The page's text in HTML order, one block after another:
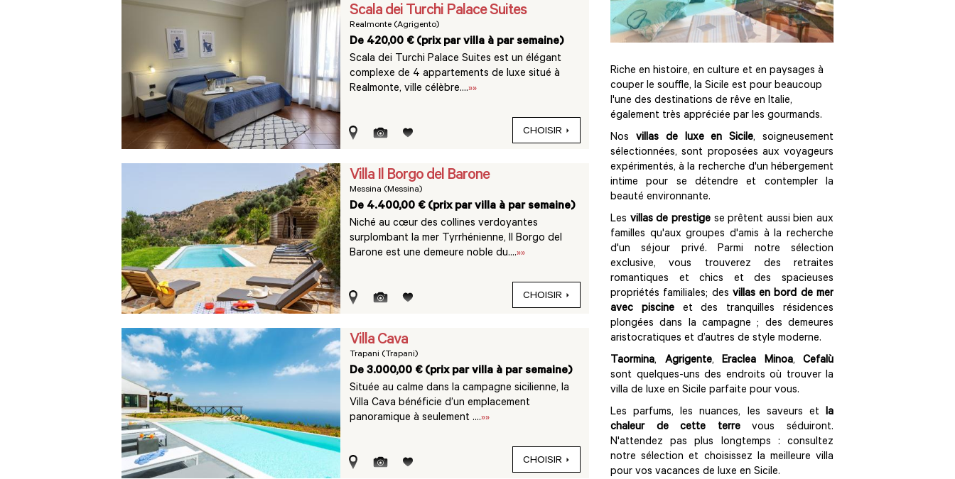
Scala dei Turchi Palace Suites
Realmonte (Agrigento)
De 420,00 € (prix par villa à par semaine)
Scala dei Turchi Palace Suites est un élégant
complexe de 4 appartements de luxe situé à
Realmonte, ville célèbre....»»
CHOISIR
Villa Il Borgo del Barone
Messina (Messina)
De 4.400,00 € (prix par villa à par semaine)
Niché au cœur des collines verdoyantes
surplombant la mer Tyrrhénienne, Il Borgo del
Barone est une demeure noble du....»»
CHOISIR
Villa Cava
Trapani (Trapani)
De 3.000,00 € (prix par villa à par semaine)
Située au calme dans la campagne sicilienne, la
Villa Cava bénéficie d’un emplacement
panoramique à seulement ....»»
CHOISIR
Riche en histoire, en culture et en paysages à
couper le souffle, la Sicile est pour beaucoup
l'une des destinations de rêve en Italie,
également très appréciée par les gourmands.
Nos villas de luxe en Sicile, soigneusement
sélectionnées, sont proposées aux voyageurs
expérimentés, à la recherche d'un hébergement
intime pour se détendre et contempler la
beauté environnante.
Les villas de prestigese prêtent aussi bien aux
familles qu'aux groupes d'amis à la recherche
d'un séjour privé. Parmi notre sélection
exclusive, vous trouverez des retraites
romantiques et chics et des spacieuses
propriétés familiales; des villas en bord de mer
avec piscineet des tranquilles résidences
plongées dans la campagne ; des demeures
aristocratiques et d’autres de style moderne.
Taormina, Agrigente, Eraclea Minoa, Cefalù
sont quelques-uns des endroits où trouver la
villa de luxe en Sicile parfaite pour vous.
Les parfums, les nuances, les saveurs et la
chaleur de cette terrevous séduiront.
N'attendez pas plus longtemps : consultez
notre sélection et choisissez la meilleure villa
pour vos vacances de luxe en Sicile.